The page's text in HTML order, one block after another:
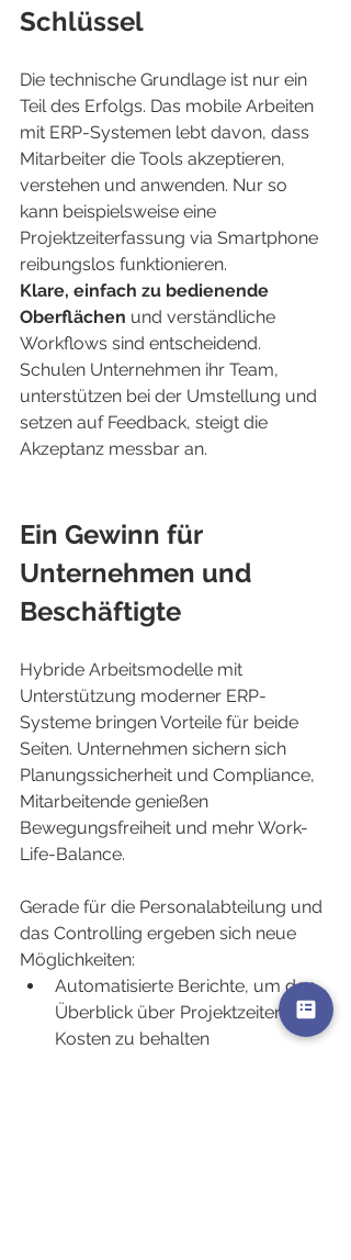
Schlüssel
Die technische Grundlage ist nur ein
Teil des Erfolgs. Das mobile Arbeiten
mit ERP-Systemen lebt davon, dass
Mitarbeiter die Tools akzeptieren,
verstehen und anwenden. Nur so
kann beispielsweise eine
Projektzeiterfassung via Smartphone
reibungslos funktionieren.
Klare, einfach zu bedienende
Oberflächen und verständliche
Workflows sind entscheidend.
Schulen Unternehmen ihr Team,
unterstützen bei der Umstellung und
setzen auf Feedback, steigt die
Akzeptanz messbar an.
Ein Gewinn für
Unternehmen und
Beschäftigte
Hybride Arbeitsmodelle mit
Unterstützung moderner ERP-
Systeme bringen Vorteile für beide
Seiten. Unternehmen sichern sich
Planungssicherheit und Compliance,
Mitarbeitende genießen
Bewegungsfreiheit und mehr Work-
Life-Balance.
Gerade für die Personalabteilung und
das Controlling ergeben sich neue
Möglichkeiten:
Automatisierte Berichte, um den
Überblick über Projektzeiten und
Kosten zu behalten